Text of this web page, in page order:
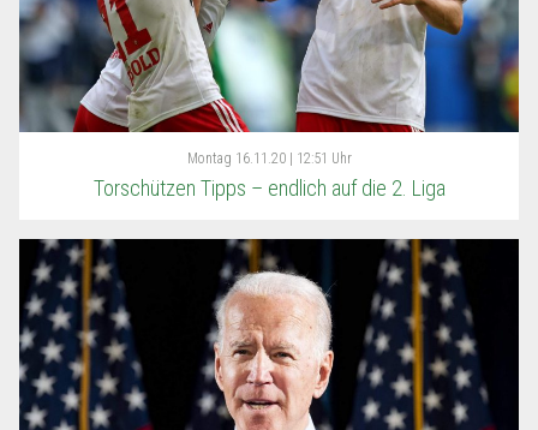
Montag 16.11.20 | 12:51 Uhr
Torschützen Tipps – endlich auf die 2. Liga